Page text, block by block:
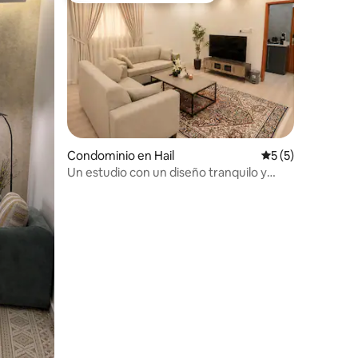
Condominio en Hail Calificación
5 (5)
Un estudio con un diseño tranquilo y